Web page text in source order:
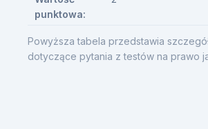
Powyższa tabela przedstawia
dotyczące pytania z testów na prawo
punktowa: